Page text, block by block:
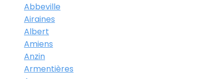
Abbeville
Airaines
Albert
Amiens
Anzin
Armentières